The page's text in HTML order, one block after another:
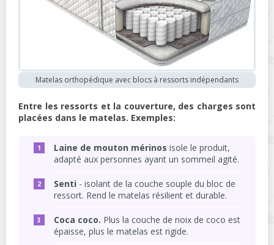
Matelas orthopédique avec blocs à ressorts indépendants
Entre les ressorts et la couverture, des charges sont
placées dans le matelas. Exemples:
Laine de mouton mérinos isole le produit,
adapté aux personnes ayant un sommeil agité.
Senti - isolant de la couche souple du bloc de
ressort. Rend le matelas résilient et durable.
Coca coco. Plus la couche de noix de coco est
épaisse, plus le matelas est rigide.